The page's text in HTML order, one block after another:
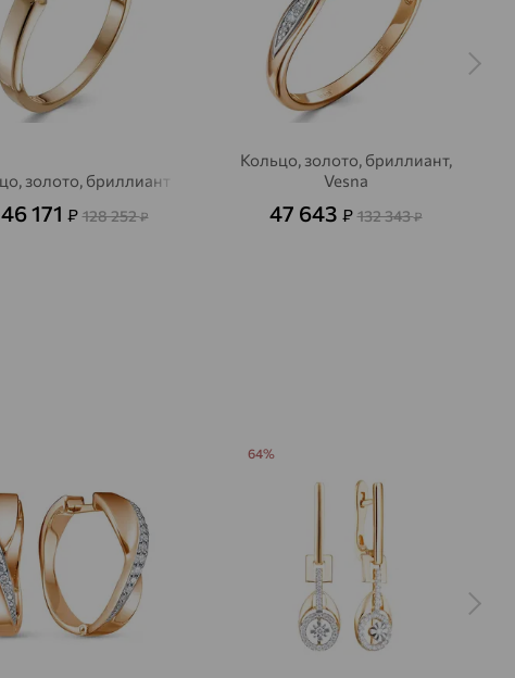
золото, бриллиант
46 171 ₽ 128 252₽
Кольцо, золото, бриллиант,
Vesna
47 643 ₽ 132 343₽
64%